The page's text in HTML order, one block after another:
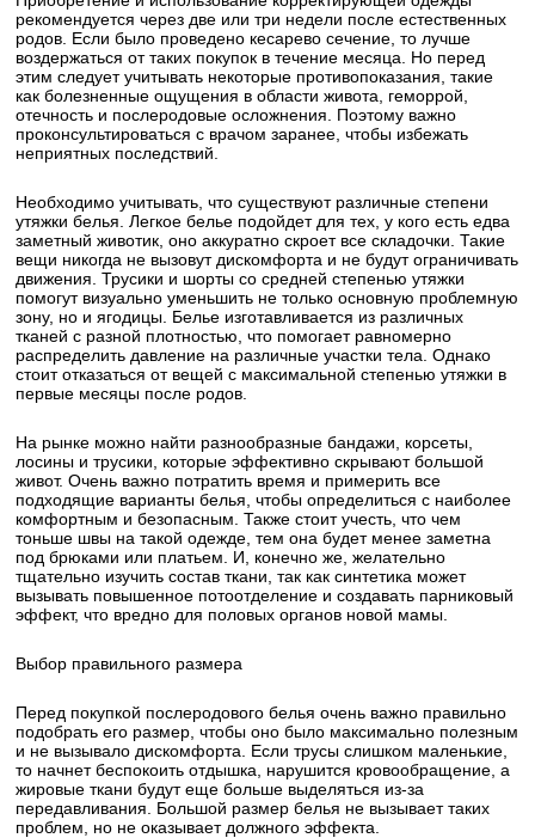
рекомендуется через две или три недели после естественных
родов. Если было проведено кесарево сечение, то лучше
воздержаться от таких покупок в течение месяца. Но перед
этим следует учитывать некоторые противопоказания, такие
как болезненные ощущения в области живота, геморрой,
отечность и послеродовые осложнения. Поэтому важно
проконсультироваться с врачом заранее, чтобы избежать
неприятных последствий.
Необходимо учитывать, что существуют различные степени
утяжки белья. Легкое белье подойдет для тех, у кого есть едва
заметный животик, оно аккуратно скроет все складочки. Такие
вещи никогда не вызовут дискомфорта и не будут ограничивать
движения. Трусики и шорты со средней степенью утяжки
помогут визуально уменьшить не только основную проблемную
зону, но и ягодицы. Белье изготавливается из различных
тканей с разной плотностью, что помогает равномерно
распределить давление на различные участки тела. Однако
стоит отказаться от вещей с максимальной степенью утяжки в
первые месяцы после родов.
На рынке можно найти разнообразные бандажи, корсеты,
лосины и трусики, которые эффективно скрывают большой
живот. Очень важно потратить время и примерить все
подходящие варианты белья, чтобы определиться с наиболее
комфортным и безопасным. Также стоит учесть, что чем
тоньше швы на такой одежде, тем она будет менее заметна
под брюками или платьем. И, конечно же, желательно
тщательно изучить состав ткани, так как синтетика может
вызывать повышенное потоотделение и создавать парниковый
эффект, что вредно для половых органов новой мамы.
Выбор правильного размера
Перед покупкой послеродового белья очень важно правильно
подобрать его размер, чтобы оно было максимально полезным
и не вызывало дискомфорта. Если трусы слишком маленькие,
то начнет беспокоить отдышка, нарушится кровообращение, а
жировые ткани будут еще больше выделяться из-за
передавливания. Большой размер белья не вызывает таких
проблем, но не оказывает должного эффекта.